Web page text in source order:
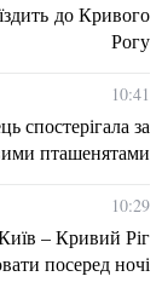
до Кривого
Рогу
10:41
спостерігала за
пташенятами
10:29
– Кривий Ріг
посеред ночі